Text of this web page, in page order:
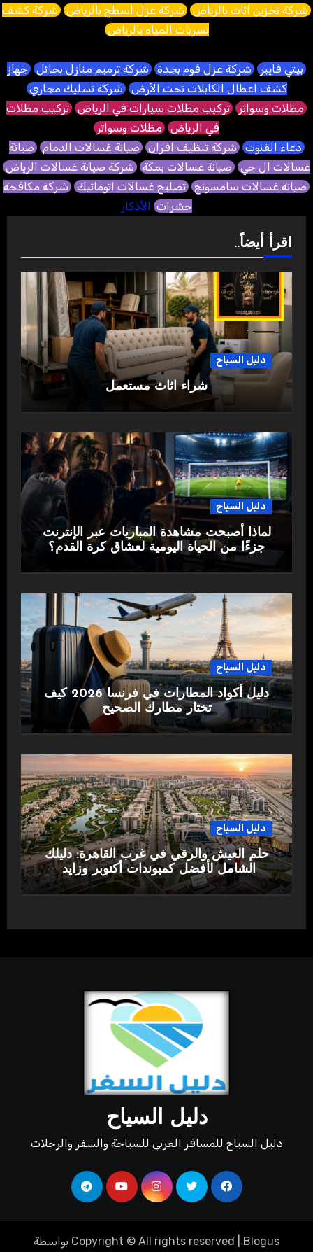
شركة تخزين اثاث بالرياض شركة عزل اسطح بالرياض شركة كشف
تسربات المياه بالرياض
بيتي فايبر شركة عزل فوم بجدة شركة ترميم منازل بحائل جهاز
كشف اعطال الكابلات تحت الأرض شركة تسليك مجاري
مظلات وسواتر تركيب مظلات سيارات في الرياض تركيب مظلات
في الرياض مظلات وسواتر
دعاء القنوت شركة تنظيف افران صيانة غسالات الدمام صيانة
غسالات ال جي صيانة غسالات بمكة شركة صيانة غسالات الرياض
صيانة غسالات سامسونج تصليح غسالات اتوماتيك شركة مكافحة
حشرات الأذكار
اقرأ أيضاً..
دليل السياح
شراء اثاث مستعمل
دليل السياح
لماذا أصبحت مشاهدة المباريات عبر الإنترنت
جزءًا من الحياة اليومية لعشاق كرة القدم؟
دليل السياح
دليل أكواد المطارات في فرنسا 2026 كيف
تختار مطارك الصحيح
دليل السياح
حلم العيش والرقي في غرب القاهرة: دليلك
الشامل لأفضل كمبوندات أكتوبر وزايد
دليل السياح
دليل السياح للمسافر العربي للسياحة والسفر والرحلات
Copyright © All rights reserved Blogus بواسطة